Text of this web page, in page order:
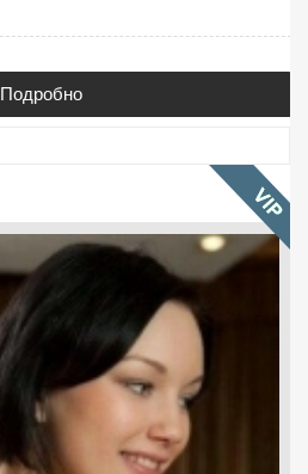
Подробно